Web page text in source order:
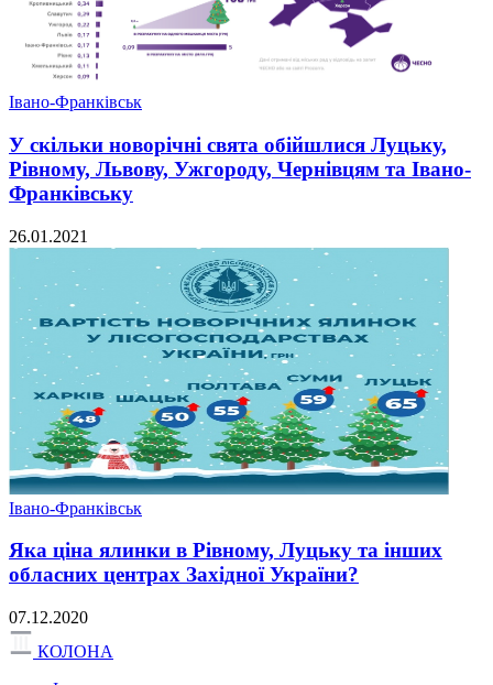
Івано-Франківськ
У скільки новорічні свята обійшлися Луцьку,
Рівному, Львову, Ужгороду, Чернівцям та Івано-
Франківську
26.01.2021
Івано-Франківськ
Яка ціна ялинки в Рівному, Луцьку та інших
обласних центрах Західної України?
07.12.2020
КОЛОНА